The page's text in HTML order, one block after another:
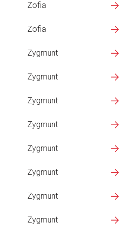
Zofia
Zofia
Zygmunt
Zygmunt
Zygmunt
Zygmunt
Zygmunt
Zygmunt
Zygmunt
Zygmunt